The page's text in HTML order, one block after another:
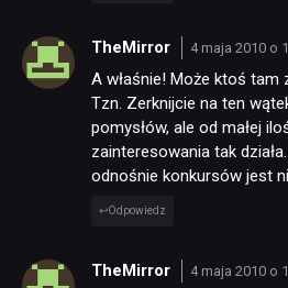
TheMirror 4 maja 2010 o
A właśnie! Może ktoś tam
Tzn. Zerknijcie na ten
pomysłów, ale od małej
zainteresowania tak
odnośnie konkursów jest
Odpowiedz
TheMirror 4 maja 2010 o